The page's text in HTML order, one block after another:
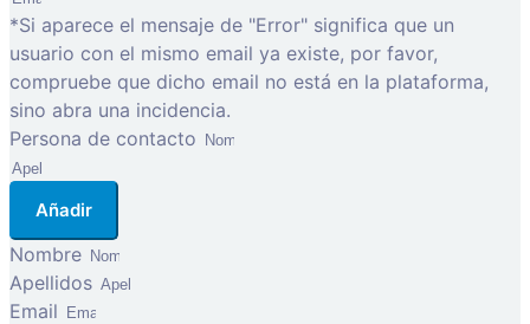
*Si aparece el mensaje de "Error" significa que un
usuario con el mismo email ya existe, por favor,
compruebe que dicho email no está en la plataforma,
sino abra una incidencia.
Persona de contacto
Añadir
Nombre
Apellidos
Email